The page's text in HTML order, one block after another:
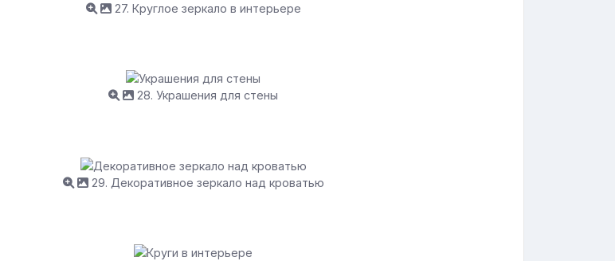
27. Круглое зеркало в интерьере
28. Украшения для стены
29. Декоративное зеркало над кроватью